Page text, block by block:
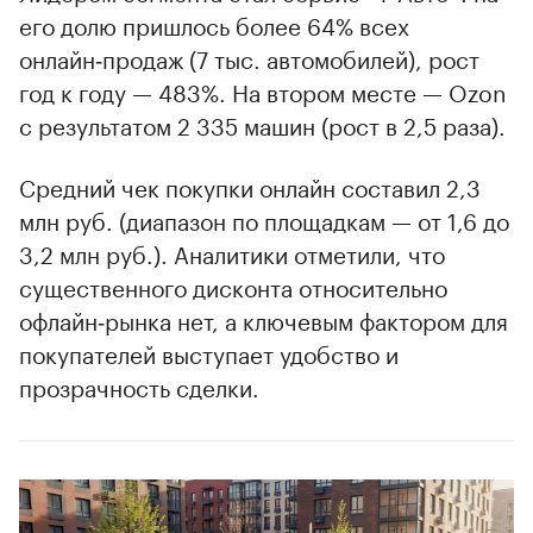
его долю пришлось более 64% всех
онлайн‑продаж (7 тыс. автомобилей), рост
год к году — 483%. На втором месте — Ozon
с результатом 2 335 машин (рост в 2,5 раза).
Средний чек покупки онлайн составил 2,3
млн руб. (диапазон по площадкам — от 1,6 до
3,2 млн руб.). Аналитики отметили, что
существенного дисконта относительно
офлайн‑рынка нет, а ключевым фактором для
покупателей выступает удобство и
прозрачность сделки.